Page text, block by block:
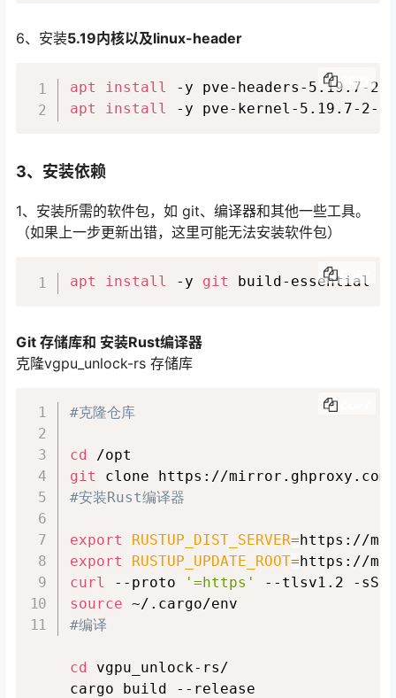
6、安装5.19内核以及linux-header
apt
install
apt
install -y pve-kernel-5.19.7-2-
COPY
3、安装依赖
1、安装所需的软件包，如 git、编译器和其他一些工具。
（如果上一步更新出错，这里可能无法安装软件包）
apt install -y git build-essential
COPY
Git 存储库和 安装Rust编译器
克隆vgpu_unlock-rs 存储库
#克隆仓库
cd
git
#安装Rust编译器
export RUSTUP_DIST_SERVER=
export
RUSTUP_UPDATE_ROOT=
curl
--proto '=https'
--tlsv1.2 -
source
#编译
cd vgpu_unlock-rs/
cargo build --release